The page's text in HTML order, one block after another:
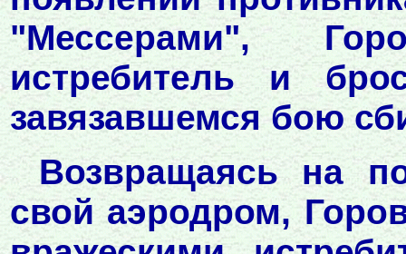
"Мессерами",
истребитель и
завязавшемся бою
Возвращаясь на
свой аэродром,